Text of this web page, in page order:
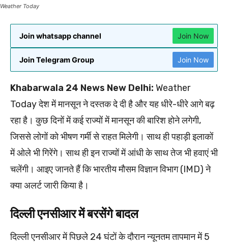
Weather Today
Join whatsapp channel Join Now
Join Telegram Group Join Now
Khabarwala 24 News New Delhi: Weather
Today देश में मानसून ने दस्तक दे दी है और यह धीरे-धीरे आगे बढ़
रहा है। कुछ दिनों में कई राज्यों में मानसून की बारिश होने लगेगी,
जिससे लोगों को भीषण गर्मी से राहत मिलेगी। साथ ही पहाड़ी इलाकों
में ओले भी गिरेंगे। साथ ही इन राज्यों में आंधी के साथ तेज भी हवाएं भी
चलेंगी। आइए जानते हैं कि भारतीय मौसम विज्ञान विभाग (IMD) ने
क्या अलर्ट जारी किया है।
दिल्ली एनसीआर में बरसेंगे बादल
दिल्ली एनसीआर में पिछले 24 घंटों के दौरान न्यूनतम तापमान में 5